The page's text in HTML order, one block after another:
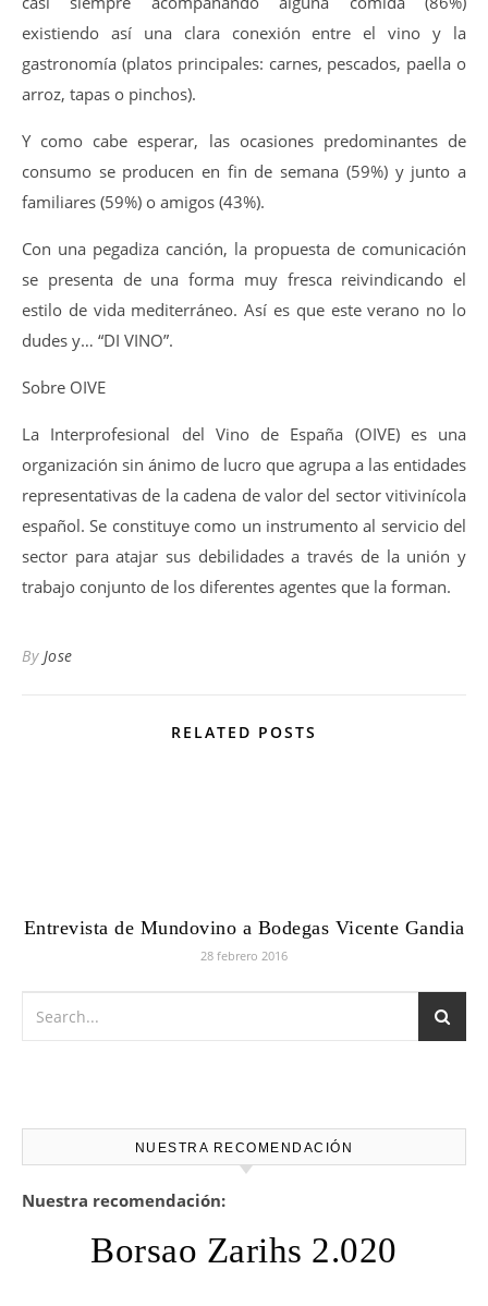
existiendo así una clara conexión entre el vino y la
gastronomía (platos principales: carnes, pescados, paella o
arroz, tapas o pinchos).
Y como cabe esperar, las ocasiones predominantes de
consumo se producen en fin de semana (59%) y junto a
familiares (59%) o amigos (43%).
Con una pegadiza canción, la propuesta de comunicación
se presenta de una forma muy fresca reivindicando el
estilo de vida mediterráneo. Así es que este verano no lo
dudes y… “DI VINO”.
Sobre OIVE
La Interprofesional del Vino de España (OIVE) es una
organización sin ánimo de lucro que agrupa a las entidades
representativas de la cadena de valor del sector vitivinícola
español. Se constituye como un instrumento al servicio del
sector para atajar sus debilidades a través de la unión y
trabajo conjunto de los diferentes agentes que la forman.
By Jose
RELATED POSTS
Entrevista de Mundovino a Bodegas Vicente Gandia
28 febrero 2016
NUESTRA RECOMENDACIÓN
Nuestra recomendación:
Borsao Zarihs 2.020